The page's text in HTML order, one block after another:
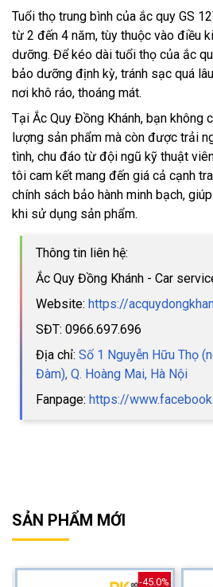
Tuổi thọ trung bình của ắc quy GS
từ 2 đến 4 năm, tùy thuộc vào điều
dưỡng. Để kéo dài tuổi thọ của ắc
bảo dưỡng định kỳ, tránh sạc quá
nơi khô ráo, thoáng mát.
Tại Ắc Quy Đồng Khánh, bạn không
lượng sản phẩm mà còn được trải
tình, chu đáo từ đội ngũ kỹ thuật
tôi cam kết mang đến giá cả cạnh
chính sách bảo hành minh bạch,
khi sử dụng sản phẩm.
Thông tin liên hệ:
Ắc Quy Đồng Khánh - Car
Website: https://
SĐT: 0966.697.696
Địa chỉ: Số 1 Nguyễn Hữu Thọ
Đàm), Q. Hoàng Mai, Hà Nội
Fanpage: https://
SẢN PHẨM MỚI
-45.0%